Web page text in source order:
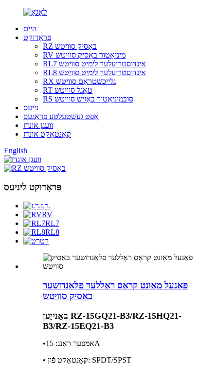
היים
פּראָדוקט
RZ באַסיק סוויטש
RV מיניאַטור באַסיק סוויטש
RL7 אינדוסטריעלער לימיט סוויטש
RL8 אינדוסטריעלער לימיט סוויטש
RX גלייכשטראָם סוויטש
RT טאָגל סוויטש
RS סובמיניאַטור באַזיש סוויטש
נייעס
אָפֿט געשטעלטע פֿראַגעס
וועגן אונדז
קאָנטאַקט אונדז
English
פּראָדוקט ליניעס
ר.ז.
RV
RL7
RL8
רט
פּאַנעל מאָונט קראָס ראָללער פּלאַנדזשער
באַסיק סוויטש
באַנייַען RZ-15GQ21-B3/RZ-15HQ21-
B3/RZ-15EQ21-B3
•אמפער ראַנג: 15A
• קאָנטאַקט פֿון: SPDT/SPST